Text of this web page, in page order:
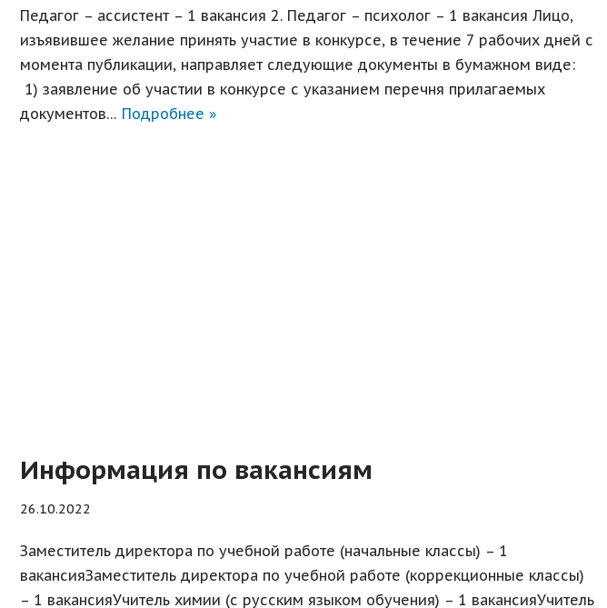
Педагог – ассистент – 1 вакансия 2. Педагог – психолог – 1 вакансия Лицо,
изъявившее желание принять участие в конкурсе, в течение 7 рабочих дней с
момента публикации, направляет следующие документы в бумажном виде:
1) заявление об участии в конкурсе с указанием перечня прилагаемых
документов… Подробнее »
Информация по вакансиям
26.10.2022
Заместитель директора по учебной работе (начальные классы) – 1
вакансияЗаместитель директора по учебной работе (коррекционные классы)
– 1 вакансияУчитель химии (с русским языком обучения) – 1 вакансияУчитель